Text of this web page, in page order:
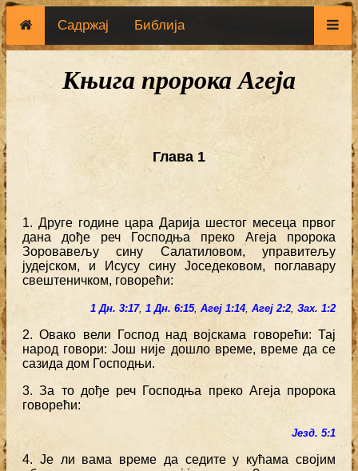
Садржај Библија
Књига пророка Агеја
Глава 1
1. Друге године цара Дарија шестог месеца првог
дана дође реч Господња преко Агеја пророка
Зоровавељу сину Салатиловом, управитељу
јудејском, и Исусу сину Јоседековом, поглавару
свештеничком, говорећи:
1 Дн. 3:17, 1 Дн. 6:15, Агеј 1:14, Агеј 2:2, Зах. 1:2
2. Овако вели Господ над војскама говорећи: Тај
народ говори: Још није дошло време, време да се
сазида дом Господњи.
3. За то дође реч Господња преко Агеја пророка
говорећи:
Језд. 5:1
4. Је ли вама време да седите у кућама својим